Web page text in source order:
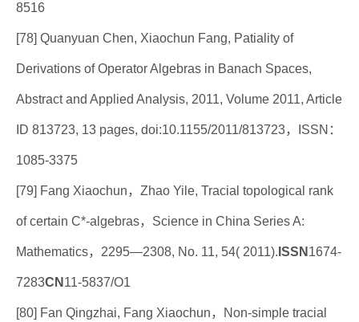
8516
[78] Quanyuan Chen, Xiaochun Fang, Patiality of
Derivations of Operator Algebras in Banach Spaces,
Abstract and Applied Analysis, 2011, Volume 2011, Article
ID 813723, 13 pages, doi:10.1155/2011/813723，ISSN：
1085-3375
[79] Fang Xiaochun，Zhao Yile, Tracial topological rank
of certain C*-algebras，Science in China Series A:
Mathematics，2295—2308, No. 11, 54( 2011). ISSN 1674-
7283CN 11-5837/O1
[80] Fan Qingzhai, Fang Xiaochun，Non-simple tracial